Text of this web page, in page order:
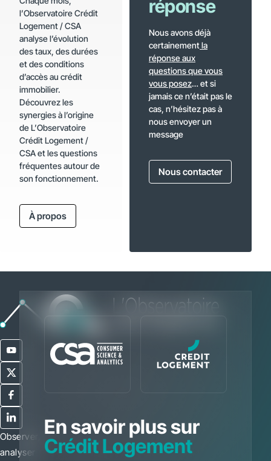
l’Observatoire Crédit
Logement / CSA
analyse l’évolution
des taux, des durées
et des conditions
d’accès au crédit
immobilier.
Découvrez les
synergies à l’origine
de L’Observatoire
Crédit Logement /
CSA et les questions
fréquentes autour de
son fonctionnement.
À propos
réponse
Nous avons déjà
certainementla
réponse aux
questions que vous
vous posez… et si
jamais ce n’était pas le
cas, n’hésitez pas à
nous envoyer un
message
Nous contacter
Observer,
analyser
En savoir plus sur
Crédit Logement